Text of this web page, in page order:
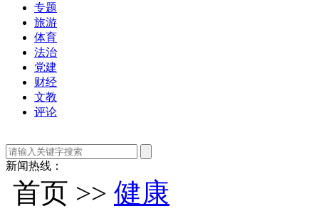
专题
旅游
体育
法治
党建
财经
文教
评论
新闻热线：
首页 >> 健康